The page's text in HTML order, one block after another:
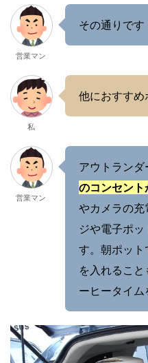
営業マン
その通りです
私
他におすすめ
営業マン
アウトランダ
のコンセント
やカメラの
ジや電子ポ
す。朝ポッ
を入れるこ
ーヒータイム